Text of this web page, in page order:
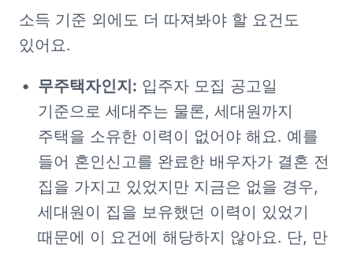
소득 기준 외에도 더 따져봐야 할 요건도
있어요.
무주택자인지: 입주자 모집 공고일
기준으로 세대주는 물론, 세대원까지
주택을 소유한 이력이 없어야 해요. 예를
들어 혼인신고를 완료한 배우자가 결혼 전
집을 가지고 있었지만 지금은 없을 경우,
세대원이 집을 보유했던 이력이 있었기
때문에 이 요건에 해당하지 않아요. 단, 만